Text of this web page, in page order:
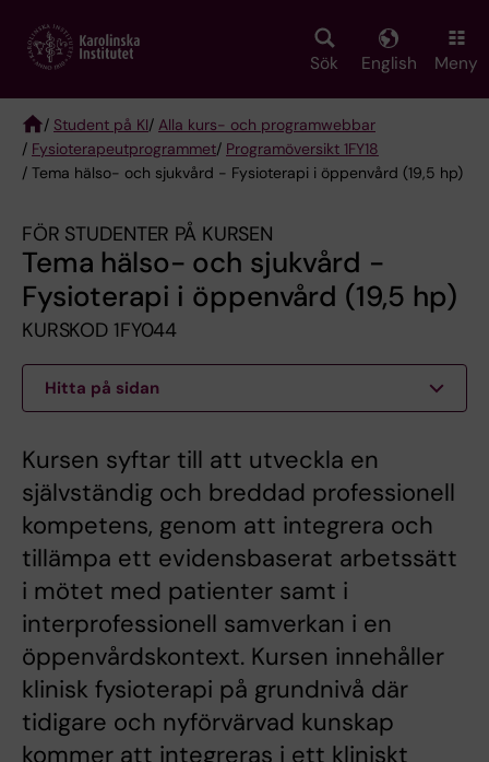
main
Sök English Meny
Breadcrumb
/ Student på KI/ Alla kurs- och programwebbar
/ Fysioterapeut­programmet/ Programöversikt 1FY18
/ Tema hälso- och sjukvård - Fysioterapi i öppenvård (19,5 hp)
FÖR STUDENTER PÅ KURSEN
Tema hälso- och sjukvård -
Fysioterapi i öppenvård (19,5 hp)
KURSKOD 1FY044
Hitta på sidan
Kursen syftar till att utveckla en
självständig och breddad professionell
kompetens, genom att integrera och
tillämpa ett evidensbaserat arbetssätt
i mötet med patienter samt i
interprofessionell samverkan i en
öppenvårdskontext. Kursen innehåller
klinisk fysioterapi på grundnivå där
tidigare och nyförvärvad kunskap
kommer att integreras i ett kliniskt